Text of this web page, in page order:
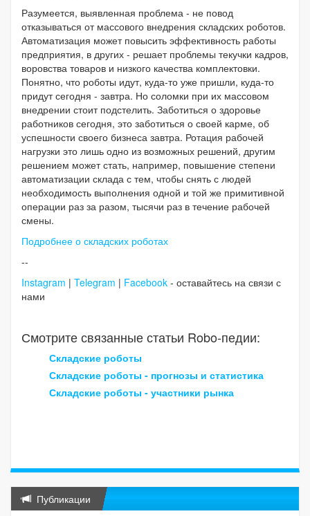
Разумеется, выявленная проблема - не повод
отказываться от массового внедрения складских роботов.
Автоматизация может повысить эффективность работы
предприятия, в других - решает проблемы текучки кадров,
воровства товаров и низкого качества комплектовки.
Понятно, что роботы идут, куда-то уже пришли, куда-то
придут сегодня - завтра. Но соломки при их массовом
внедрении стоит подстелить. Заботиться о здоровье
работников сегодня, это заботиться о своей карме, об
успешности своего бизнеса завтра. Ротация рабочей
нагрузки это лишь одно из возможных решений, другим
решением может стать, например, повышение степени
автоматизации склада с тем, чтобы снять с людей
необходимость выполнения одной и той же примитивной
операции раз за разом, тысячи раз в течение рабочей
смены.
Подробнее о складских роботах
--
Instagram | Telegram | Facebook - оставайтесь на связи с
нами
Смотрите связанные статьи Robo-педии:
Складские роботы
Складские роботы - прогнозы и статистика
Складские роботы - участники рынка
Публикации